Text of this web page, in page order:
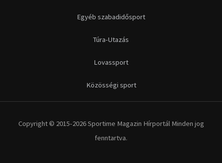
Egyéb szabadidősport
Túra-Utazás
Lovassport
Közösségi sport
Copyright © 2015-2026 Sportime Magazin Hírportál Minden jog
fenntartva.